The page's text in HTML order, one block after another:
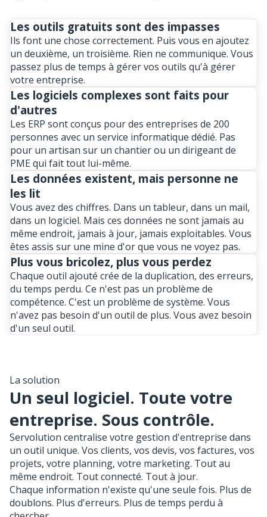
Les outils gratuits sont des impasses
Ils font une chose correctement. Puis vous en ajoutez
un deuxième, un troisième. Rien ne communique. Vous
passez plus de temps à gérer vos outils qu'à gérer
votre entreprise.
Les logiciels complexes sont faits pour
d'autres
Les ERP sont conçus pour des entreprises de 200
personnes avec un service informatique dédié. Pas
pour un artisan sur un chantier ou un dirigeant de
PME qui fait tout lui-même.
Les données existent, mais personne ne
les lit
Vous avez des chiffres. Dans un tableur, dans un mail,
dans un logiciel. Mais ces données ne sont jamais au
même endroit, jamais à jour, jamais exploitables. Vous
êtes assis sur une mine d'or que vous ne voyez pas.
Plus vous bricolez, plus vous perdez
Chaque outil ajouté crée de la duplication, des erreurs,
du temps perdu. Ce n'est pas un problème de
compétence. C'est un problème de système. Vous
n'avez pas besoin d'un outil de plus. Vous avez besoin
d'un seul outil.
La solution
Un seul logiciel. Toute votre
entreprise. Sous contrôle.
Servolution centralise votre gestion d'entreprise dans
un outil unique. Vos clients, vos devis, vos factures, vos
projets, votre planning, votre marketing. Tout au
même endroit. Tout connecté. Tout à jour.
Chaque information n'existe qu'une seule fois. Plus de
doublons. Plus d'erreurs. Plus de temps perdu à